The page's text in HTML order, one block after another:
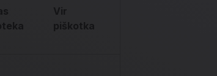
Vir
piškotka